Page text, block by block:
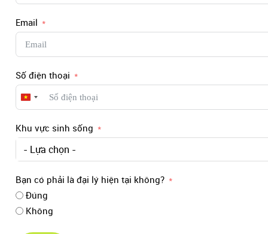
Email
Số điện thoại
Vietnam
+84
Khu vực sinh sống
- Lựa chọn -
Bạn có phải là đại lý hiện tại không?
Đúng
Không